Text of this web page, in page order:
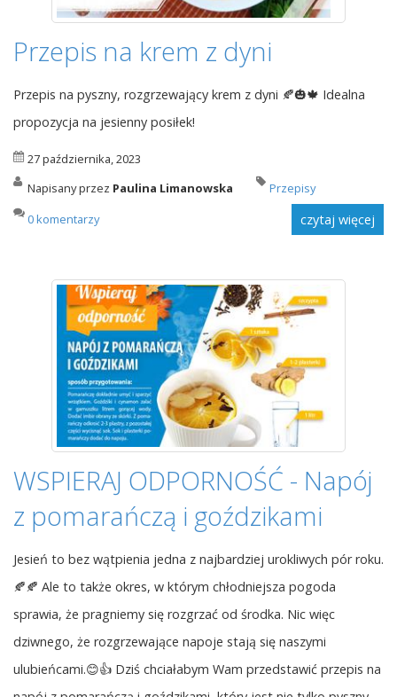
Przepis na krem z dyni
Przepis na pyszny, rozgrzewający krem z dyni 🍂🎃🍁 Idealna
propozycja na jesienny posiłek!
27 października, 2023
Napisany przez Paulina Limanowska
Przepisy
0 komentarzy
czytaj więcej
WSPIERAJ ODPORNOŚĆ - Napój
z pomarańczą i goździkami
Jesień to bez wątpienia jedna z najbardziej urokliwych pór roku.
🍂🍂 Ale to także okres, w którym chłodniejsza pogoda
sprawia, że pragniemy się rozgrzać od środka. Nic więc
dziwnego, że rozgrzewające napoje stają się naszymi
ulubieńcami.😊👍 Dziś chciałabym Wam przedstawić przepis na